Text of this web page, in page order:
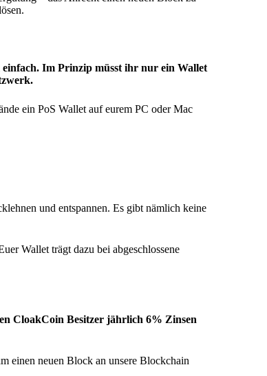
Im Prinzip müsst ihr nur ein Wallet
ein PoS Wallet auf eurem PC oder Mac
und entspannen. Es gibt nämlich keine
Wallet trägt dazu bei abgeschlossene
CloakCoin Besitzer jährlich 6% Zinsen
einen neuen Block an unsere Blockchain